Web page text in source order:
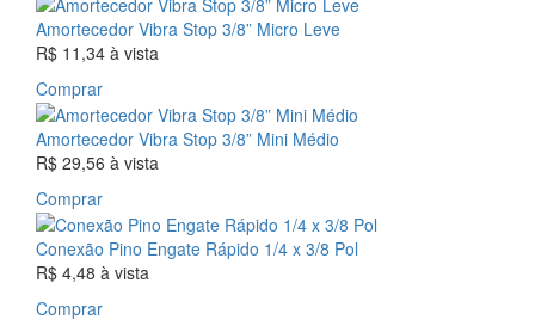
Amortecedor Vibra Stop 3/8” Micro Leve
R$ 11,34 à vista
Comprar
Amortecedor Vibra Stop 3/8” Mini Médio
R$ 29,56 à vista
Comprar
Conexão Pino Engate Rápido 1/4 x 3/8 Pol
R$ 4,48 à vista
Comprar